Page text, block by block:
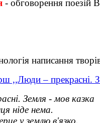
- обговорення поезій
написання
,,Люди – прекрасні.
Земля - мов казка
ніде нема.
у землю в'язко.